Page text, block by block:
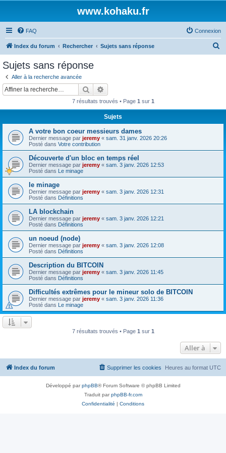
www.kohaku.fr
FAQ Connexion
Index du forum Rechercher Sujets sans réponse
Sujets sans réponse
Aller à la recherche avancée
Rechercher
7 résultats trouvés • Page 1 sur 1
Sujets
A votre bon coeur messieurs dames
Dernier message par jeremy « sam. 31 janv. 2026 20:26
Posté dans Votre contribution
Découverte d'un bloc en temps réel
Dernier message par jeremy « sam. 3 janv. 2026 12:53
Posté dans Le minage
le minage
Dernier message par jeremy « sam. 3 janv. 2026 12:31
Posté dans Définitions
LA blockchain
Dernier message par jeremy « sam. 3 janv. 2026 12:21
Posté dans Définitions
un noeud (node)
Dernier message par jeremy « sam. 3 janv. 2026 12:08
Posté dans Définitions
Description du BITCOIN
Dernier message par jeremy « sam. 3 janv. 2026 11:45
Posté dans Définitions
Difficultés extrêmes pour le mineur solo de BITCOIN
Dernier message par jeremy « sam. 3 janv. 2026 11:36
Posté dans Le minage
7 résultats trouvés • Page 1 sur 1
Aller à
Index du forum Heures au format UTC
Supprimer les cookies
Développé parphpBB® Forum Software © phpBB Limited
Traduit parphpBB-fr.com
Confidentialité | Conditions